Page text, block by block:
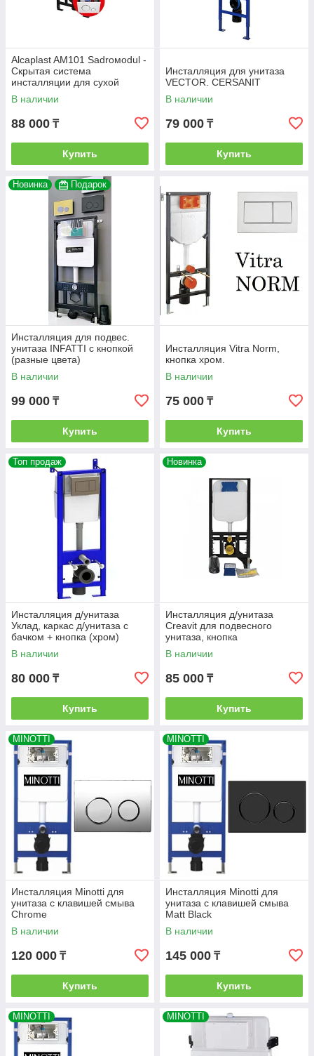
Alcaplast AM101 Sadroмodul -
Скрытая система
инсталляции для сухой
установки (для гипсокартона)
высота монтажа
В наличии
88 000 ₸
Купить
Инсталляция для унитаза
VECTOR. CERSANIT
В наличии
79 000 ₸
Купить
Новинка Подарок
Инсталляция для подвес.
унитаза INFATTI с кнопкой
(разные цвета)
В наличии
99 000 ₸
Купить
Инсталляция Vitra Norm,
кнопка хром.
В наличии
75 000 ₸
Купить
Топ продаж
Инсталляция д/унитаза
Уклад, каркас д/унитаза с
бачком + кнопка (хром)
В наличии
80 000 ₸
Купить
Новинка
Инсталляция д/унитаза
Creavit для подвесного
унитаза, кнопка
В наличии
85 000 ₸
Купить
MINOTTI
Инсталляция Minotti для
унитаза c клавишей смыва
Chrome
В наличии
120 000 ₸
Купить
MINOTTI
Инсталляция Minotti для
унитаза c клавишей смыва
Matt Black
В наличии
145 000 ₸
Купить
MINOTTI MINOTTI